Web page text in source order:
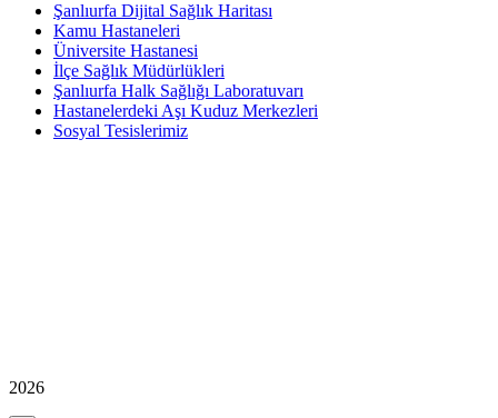
Şanlıurfa Dijital Sağlık Haritası
Kamu Hastaneleri
Üniversite Hastanesi
İlçe Sağlık Müdürlükleri
Şanlıurfa Halk Sağlığı Laboratuvarı
Hastanelerdeki Aşı Kuduz Merkezleri
Sosyal Tesislerimiz
2026